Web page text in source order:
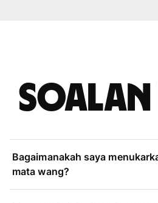
Soalan
Bagaimanakah saya
mata wang?